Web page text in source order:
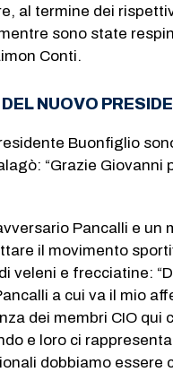
al termine dei
sono state
Conti.
NUOVO
Buonfiglio
“Grazie
Pancalli e
il movimento
veleni e frecciatine:
a cui va il mio
dei membri CIO qui
e loro ci
dobbiamo essere